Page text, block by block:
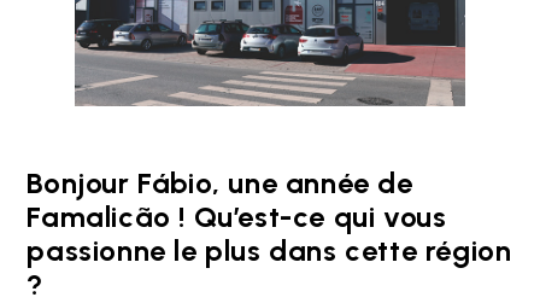
Bonjour Fábio, une année de
Famalicão ! Qu’est-ce qui vous
passionne le plus dans cette région
?